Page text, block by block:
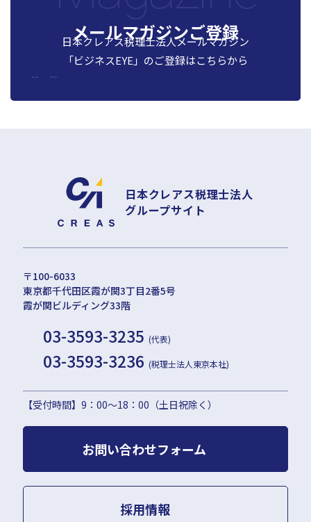
メールマガジンご登録
日本クレアス税理士法人メールマガジン
「ビジネスEYE」のご登録はこちらから
日本クレアス税理士法人
グループサイト
〒100-6033
東京都千代田区霞が関3丁目2番5号
霞が関ビルディング33階
03-3593-3235 (代表)
03-3593-3236 (税理士法人東京本社)
【受付時間】9：00〜18：00（土日祝除く）
お問い合わせフォーム
採用情報